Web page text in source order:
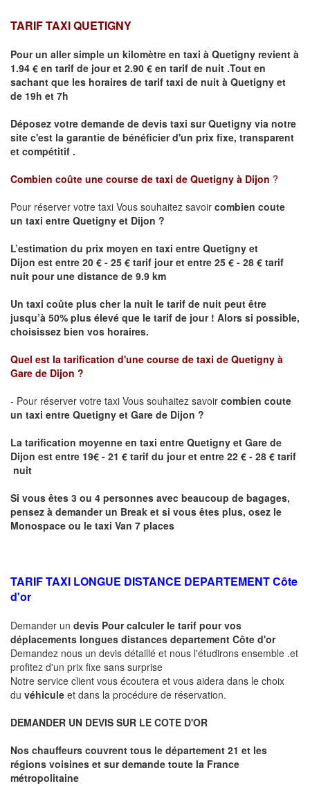
TARIF TAXI QUETIGNY
Pour un aller simple un kilomètre en taxi à Quetigny revient à
1.94 € en tarif de jour et 2.90 € en tarif de nuit .Tout en
sachant que les horaires de tarif taxi de nuit à Quetigny et
de 19h et 7h
Déposez votre demande de devis taxi surQuetigny via notre
site c'est la garantie de bénéficier d'un prix fixe, transparent
et compétitif .
Combien coûte une course de taxi de Quetigny à Dijon ?
Pour réserver votre taxi Vous souhaitez savoir combien coute
un taxi entre Quetigny et Dijon ?
L’estimation du prix moyen en taxi entre Quetigny et
Dijon est entre 20 € - 25 € tarif jour et entre 25 € - 28 € tarif
nuit pour une distance de 9.9 km
Un taxi coûte plus cher la nuit le tarif de nuit peut être
jusqu’à 50% plus élevé que le tarif de jour ! Alors si possible,
choisissez bien vos horaires.
Quel est la tarification d'une course de taxi de Quetigny à
Gare de Dijon ?
- Pour réserver votre taxi Vous souhaitez savoir combien coute
un taxi entre Quetigny et Gare de Dijon ?
La tarification moyenne en taxi entre Quetigny et Gare de
Dijon est entre 19€ - 21 € tarif du jour et entre 22 € - 28 € tarif
nuit
Si vous êtes 3 ou 4 personnes avec beaucoup de bagages,
pensez à demander un Break et si vous êtes plus, osez le
Monospace ou le taxi Van 7 places
TARIF TAXI LONGUE DISTANCE DEPARTEMENT Côte
d'or
Demander un devis Pour calculer le tarif pour vos
déplacements longues distances departement Côte d'or
Demandez nous un devis détaillé et nous l'étudirons ensemble .et
profitez d'un prix fixe sans surprise
Notre service client vous écoutera et vous aidera dans le choix
du véhicule et dans la procédure de réservation.
DEMANDER UN DEVIS SUR LE COTE D'OR
Nos chauffeurs couvrent tous le département 21 et les
régions voisines et sur demande toute la France
métropolitaine